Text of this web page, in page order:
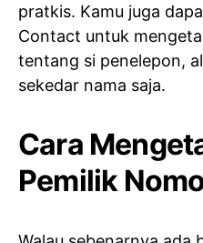
pratkis. Kamu juga
Contact untuk
tentang si penelepon,
sekedar nama saja.
Cara
Pemilik